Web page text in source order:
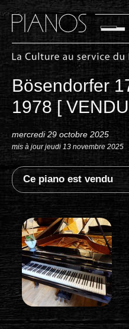
Bösendorfer
1978 [
mercredi 29 octobre 2025
mis à jour jeudi 13 novembre 2025
Ce piano est vendu